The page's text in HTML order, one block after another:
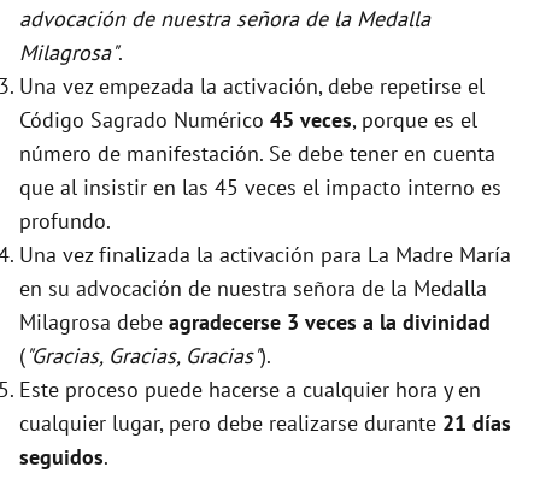
advocación de nuestra señora de la Medalla
Milagrosa".
Una vez empezada la activación, debe repetirse el
Código Sagrado Numérico 45 veces, porque es el
número de manifestación. Se debe tener en cuenta
que al insistir en las 45 veces el impacto interno es
profundo.
Una vez finalizada la activación para La Madre María
en su advocación de nuestra señora de la Medalla
Milagrosa debe agradecerse 3 veces a la divinidad
("Gracias, Gracias, Gracias").
Este proceso puede hacerse a cualquier hora y en
cualquier lugar, pero debe realizarse durante 21 días
seguidos.